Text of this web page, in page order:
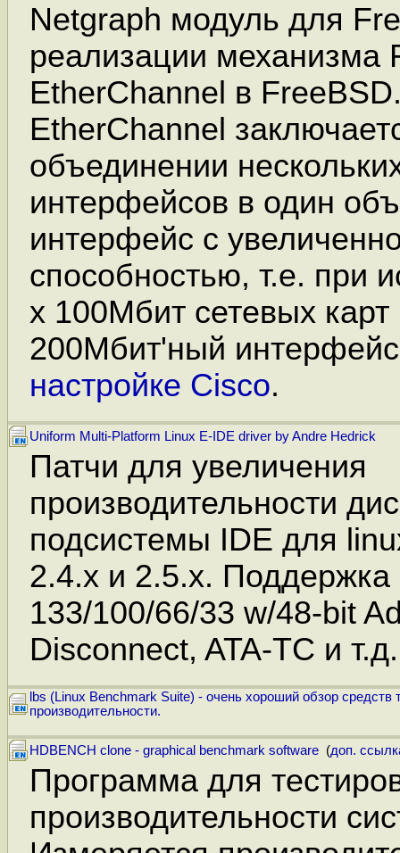
Netgraph модуль для
реализации механизма
EtherChannel в
EtherChannel
объединении
интерфейсов в один
интерфейс с
способностью, т.е. при
x 100Мбит сетевых
200Мбит'ный
настройке Сisco.
Uniform Multi-Platform Linux E-IDE driver by Andre Hedrick
Патчи для увеличения
производительности
подсистемы IDE для
2.4.x и 2.5.x. Поддержка
133/100/66/33 w/48-bit
Disconnect, ATA-TC и т.д.
lbs (Linux Benchmark Suite) - очень хороший обзор средств
производительности.
HDBENCH clone - graphical benchmark software (доп.
Программа для
производительности